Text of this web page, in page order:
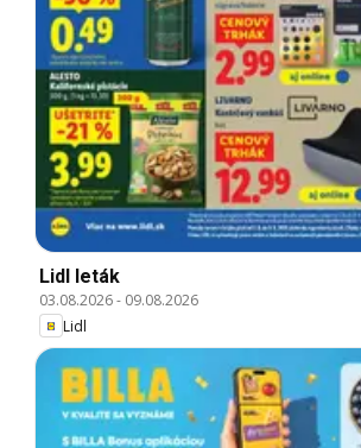
Lidl leták
03.08.2026- 09.08.2026
Lidl